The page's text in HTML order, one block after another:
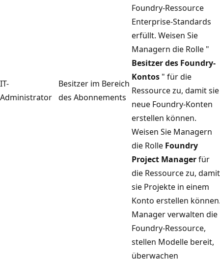
IT-
Administrator
Besitzer im Bereich
des Abonnements
Foundry-Ressource
Enterprise-Standards
erfüllt. Weisen Sie
Managern die Rolle "
Besitzer des Foundry-
Kontos " für die
Ressource zu, damit sie
neue Foundry-Konten
erstellen können.
Weisen Sie Managern
die Rolle Foundry
Project Managerfür
die Ressource zu, damit
sie Projekte in einem
Konto erstellen
Manager verwalten die
Foundry-Ressource,
stellen Modelle bereit,
überwachen